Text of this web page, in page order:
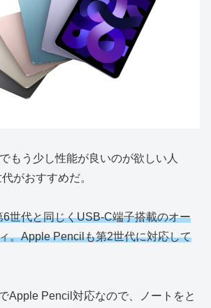
もう少し性能が良いのが欲しい人
がおすすめだ。
世代と同じくUSB-C端子搭載のオー
。Apple Pencilも第2世代に対応して
Apple Pencil対応なので、ノートをと